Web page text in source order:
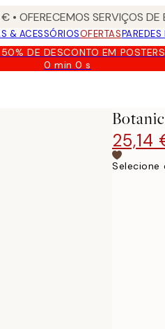
• OFERECEMOS SERVIÇOS
& ACESSÓRIOSOFERTAS
DE DESCONTO EM
0 min0 s
Válido
25,14
Selecione